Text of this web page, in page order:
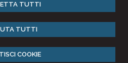
TUTTI
TUTTI
COOKIE